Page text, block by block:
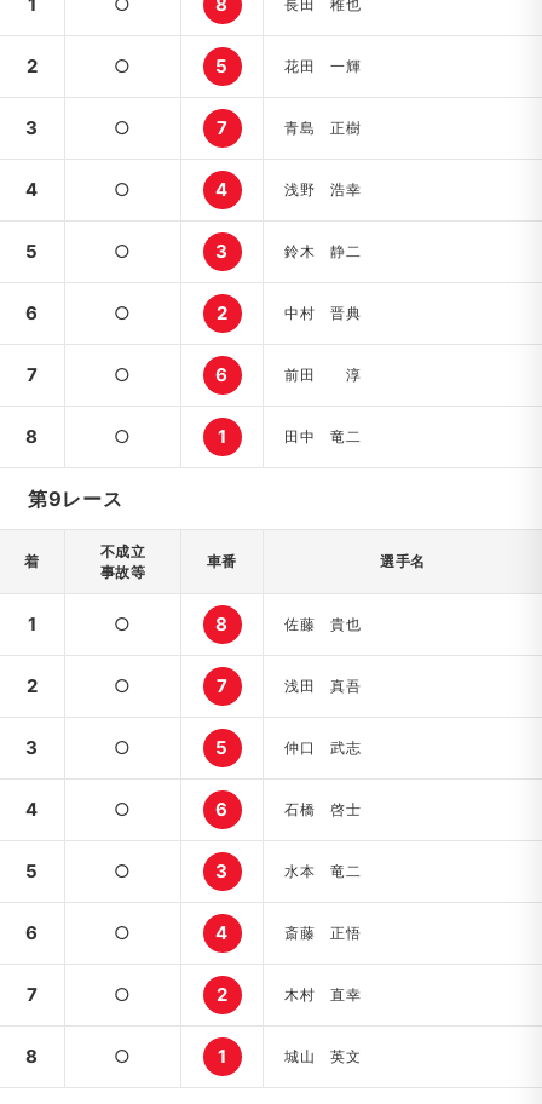
1 ○ 8 長田 稚也
2 ○ 5 花田 一輝
3 ○ 7 青島 正樹
4 ○ 4 浅野 浩幸
5 ○ 3 鈴木 静二
6 ○ 2 中村 晋典
7 ○ 6 前田 淳
8 ○ 1 田中 竜二
第9レース
着
不成立
事故等
車番 選手名
1 ○ 8 佐藤 貴也
2 ○ 7 浅田 真吾
3 ○ 5 仲口 武志
4 ○ 6 石橋 啓士
5 ○ 3 水本 竜二
6 ○ 4 斎藤 正悟
7 ○ 2 木村 直幸
8 ○ 1 城山 英文